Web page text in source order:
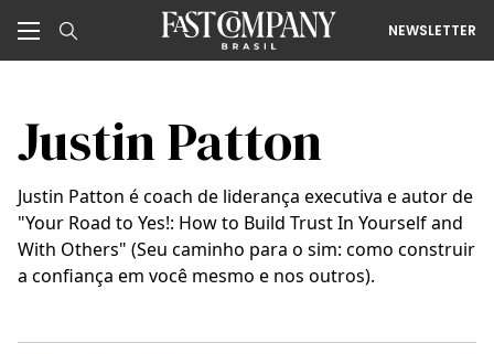
NEWSLETTER
Justin Patton
Justin Patton é coach de liderança executiva e autor de
"Your Road to Yes!: How to Build Trust In Yourself and
With Others" (Seu caminho para o sim: como construir
a confiança em você mesmo e nos outros).